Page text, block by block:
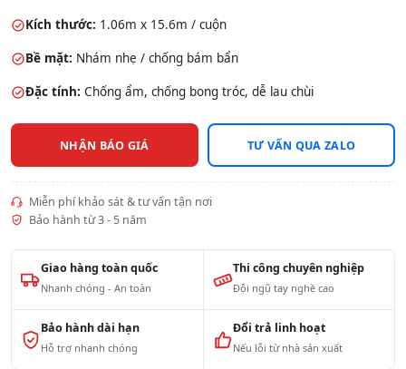
Kích thước: 1.06m x 15.6m / cuộn
Bề mặt: Nhám nhẹ / chống bám bẩn
Đặc tính: Chống ẩm, chống bong tróc, dễ lau chùi
NHẬN BÁO GIÁ TƯ VẤN QUA ZALO
Miễn phí khảo sát & tư vấn tận nơi
Bảo hành từ 3 - 5 năm
Giao hàng toàn quốc
Nhanh chóng - An toàn
Thi công chuyên nghiệp
Đội ngũ tay nghề cao
Bảo hành dài hạn
Hỗ trợ nhanh chóng
Đổi trả linh hoạt
Nếu lỗi từ nhà sản xuất